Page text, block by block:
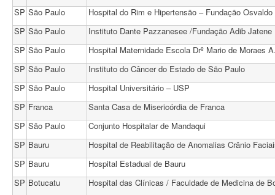
SP São Paulo
Hospital do Rim e Hipertensão – Fundação
SP São Paulo
Instituto Dante Pazzanesee /Fundação Adib Jatene
SP São Paulo
Hospital Maternidade Escola Drº Mario de Moraes
SP São Paulo
Instituto do Câncer do Estado de São Paulo
SP São Paulo
Hospital Universitário – USP
SP Franca
Santa Casa de Misericórdia de Franca
SP São Paulo
Conjunto Hospitalar de Mandaqui
SP Bauru
Hospital de Reabilitação de Anomalias Crânio
SP Bauru
Hospital Estadual de Bauru
SP Botucatu
Hospital das Clínicas / Faculdade de Medicina de